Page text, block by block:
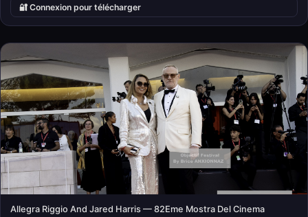
🔐 Connexion pour télécharger
Allegra Riggio And Jared Harris — 82Eme Mostra Del Cinema